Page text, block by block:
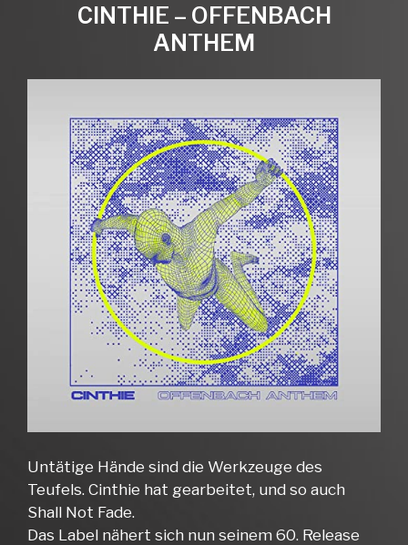
CINTHIE – OFFENBACH
ANTHEM
Untätige Hände sind die Werkzeuge des
Teufels. Cinthie hat gearbeitet, und so auch
Shall Not Fade.
Das Label nähert sich nun seinem 60. Release